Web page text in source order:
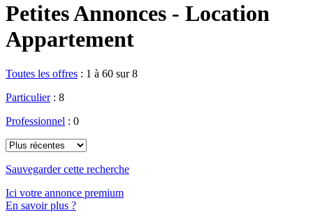
Petites Annonces - Location
Appartement
Toutes les offres : 1 à 60 sur 8
Particulier: 8
Professionnel : 0
Sauvegarder cette recherche
Ici votre annonce premium
En savoir plus ?